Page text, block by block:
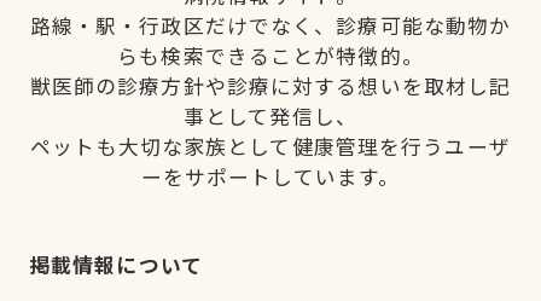
路線・駅・行政区だけでなく、診療可能な動物か
らも検索できることが特徴的。
獣医師の診療方針や診療に対する想いを取材し記
事として発信し、
ペットも大切な家族として健康管理を行うユーザ
ーをサポートしています。
掲載情報について